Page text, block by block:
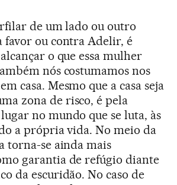
de um lado ou outro
favor ou contra Adelir, é
o que essa mulher
nós costumamos nos
casa. Mesmo que a casa seja
zona de risco, é pela
no mundo que se luta, às
a própria vida. No meio da
torna-se ainda mais
garantia de refúgio diante
da escuridão. No caso de